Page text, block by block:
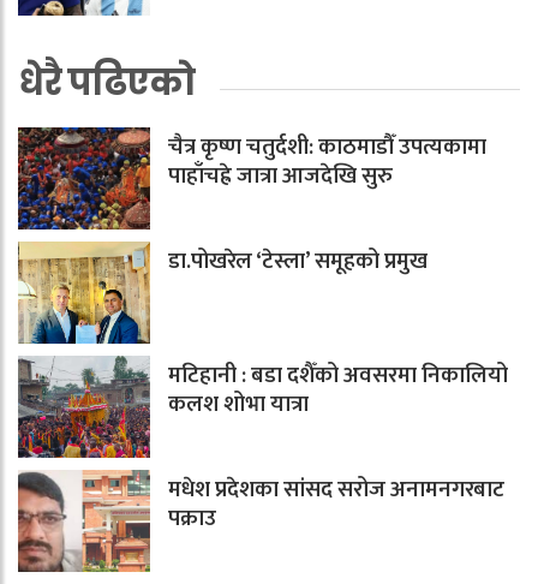
धेरै पढिएको
चैत्र कृष्ण चतुर्दशी: काठमाडौँ उपत्यकामा
पाहाँचह्रे जात्रा आजदेखि सुरु
डा.पोखरेल ‘टेस्ला’ समूहको प्रमुख
मटिहानी : बडा दशैँको अवसरमा निकालियो
कलश शोभा यात्रा
मधेश प्रदेशका सांसद सरोज अनामनगरबाट
पक्राउ